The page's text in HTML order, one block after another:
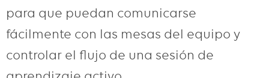
para que puedan comunicarse
fácilmente con las mesas del equipo y
controlar el flujo de una sesión de